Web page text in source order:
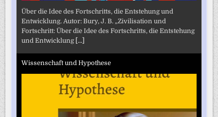
Über die Idee des Fortschritts, die Entstehung und
Entwicklung. Autor: Bury, J. B. „Zivilisation und
Fortschritt: Über die Idee des Fortschritts, die Entstehung
und Entwicklung [...]
Wissenschaft und Hypothese